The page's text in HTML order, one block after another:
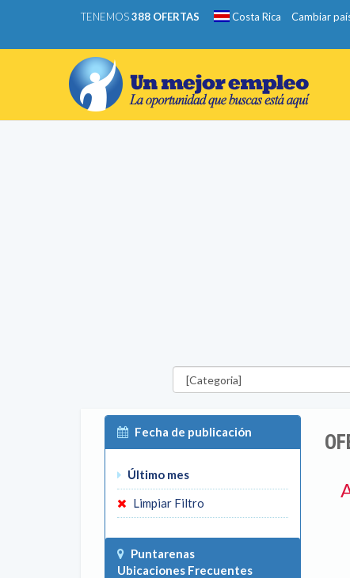
TENEMOS388 OFERTAS Costa Rica Cambiar
Categorías
Fecha de publicación
Último mes
Limpiar Filtro
Puntarenas
Ubicaciones Frecuentes